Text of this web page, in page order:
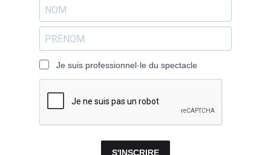
Je suis professionnel·le du spectacle
S'INSCRIRE